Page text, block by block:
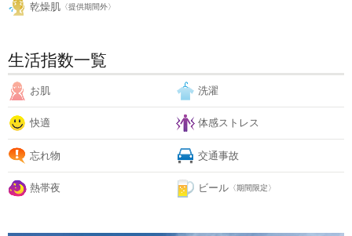
乾燥肌 〈提供期間外〉
生活指数一覧
お肌 洗濯
快適 体感ストレス
忘れ物 交通事故
熱帯夜 ビール 〈期間限定〉